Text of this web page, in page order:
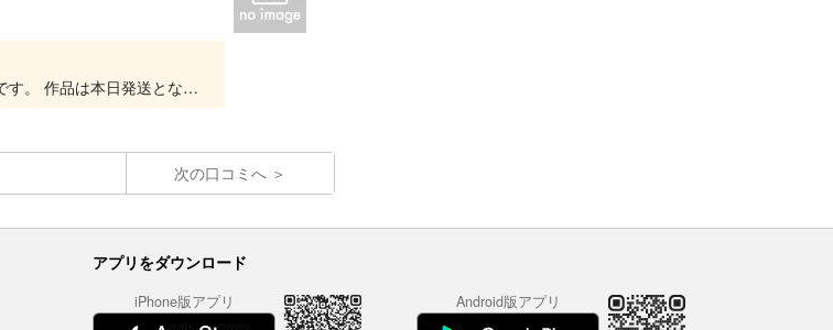
ご受講ありがとうございました！ 楽しんで頂けてこちらも嬉しい限りです。 作品は本日発送となりますのでもう少しお待ち下さいませ。 またのご受講を心からお待ちしております☺️
次の口コミへ
アプリをダウンロード
iPhone版アプリ Android版アプリ